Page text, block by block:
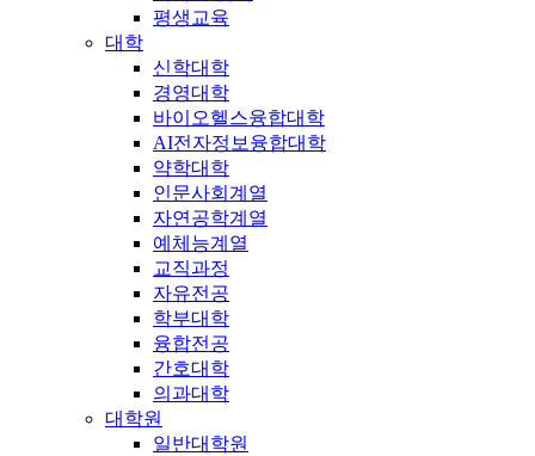
평생교육
대학
신학대학
경영대학
바이오헬스융합대학
AI전자정보융합대학
약학대학
인문사회계열
자연공학계열
예체능계열
교직과정
자유전공
학부대학
융합전공
간호대학
의과대학
대학원
일반대학원